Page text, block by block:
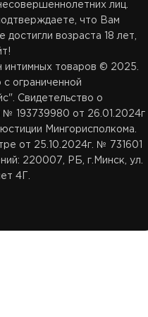
Подарки
Белье
Наши соц.сети
Бренды
Акции
Доставка в Гродно
Доставка в Брест
Доставка в Витебск
ТЦ Замок: 29 59 355 35
ТЦ Корона Сити: 33 39
ТЦ Замок: пр.
443, 11:00–22:00
ТЦ Корона Сити: ул.
Денисовская 8, 2 этаж,
11:00–22:00
лиц.
что Вам
возраста 18 лет,
интимных товаров © 2025.
ограниченной
Свидетельство о
№ 193739980 от 26.01.2024г
Мингорисполкома.
от 25.10.2024г. № 731601
220007, РБ, г.Минск, ул.
4Г.